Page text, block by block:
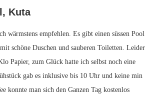
Kuta
wärmstens empfehlen. Es gibt einen süssen Pool
schöne Duschen und sauberen Toiletten. Leider
Papier, zum Glück hatte ich selbst noch eine
gab es inklusive bis 10 Uhr und keine min
konnte man sich den Ganzen Tag kostenlos